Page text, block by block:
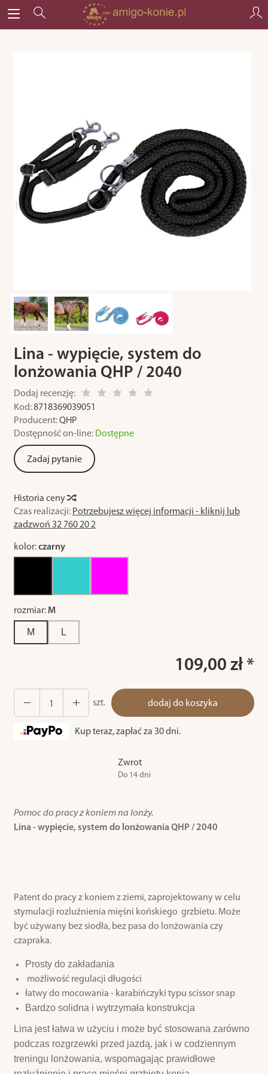
Lina - wypięcie, system do
lonżowania QHP / 2040
Dodaj recenzję:
Kod: 8718369039051
Producent: QHP
Dostępność on-line: Dostępne
Zadaj pytanie
Historia ceny
Czas realizacji: Potrzebujesz więcej informacji - kliknij lub
zadzwoń 32 760 20 2
kolor:czarny
rozmiar: M
M L
109,00 zł *
szt. dodaj do koszyka
Kup teraz, zapłać za 30 dni.
Zwrot
Do 14 dni
Pomoc do pracy z koniem na lonży.
Lina - wypięcie, system do lonżowania QHP / 2040
Patent do pracy z koniem z ziemi, zaprojektowany w celu
stymulacji rozluźnienia mięśni końskiego grzbietu. Może
być używany bez siodła, bez pasa do lonżowania czy
czapraka.
Prosty do zakładania
możliwość regulacji długości
łatwy do mocowania - karabińczyki typu scissor snap
Bardzo solidna i wytrzymała konstrukcja
Lina jest łatwa w użyciu i może być stosowana zarówno
podczas rozgrzewki przed jazdą, jak i w codziennym
treningu lonżowania, wspomagając prawidłowe